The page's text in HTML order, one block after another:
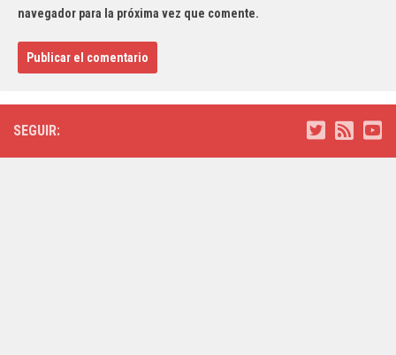
navegador para la próxima vez que comente.
SEGUIR: